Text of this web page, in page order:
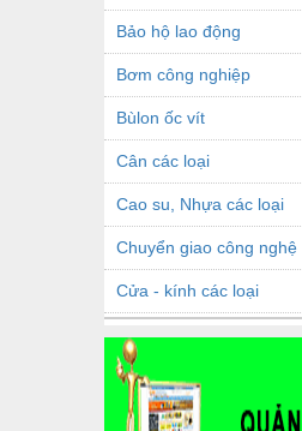
Bảo hộ lao động
Bơm công nghiệp
Bùlon ốc vít
Cân các loại
Cao su, Nhựa các loại
Chuyển giao công nghệ
Cửa - kính các loại
Dầu khí - Thiết bị
Dây chuyền sản xuất
Dệt may - Thiết bị